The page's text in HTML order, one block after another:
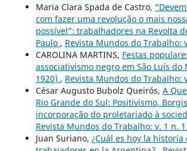
Maria Clara Spada de Castro,
com fazer uma revolução o mais
possível”: trabalhadores na Revolta
Paulo , Revista Mundos do Trabalho:
CAROLINA MARTINS, Festas
associativismo negro em São Luís do
1920) , Revista Mundos do Trabalho:
César Augusto Bubolz Queirós, A
Rio Grande do Sul: Positivismo,
incorporação do proletariado à
Revista Mundos do Trabalho: v. 1 n.
Juan Suriano, ¿Cuál es hoy la historia